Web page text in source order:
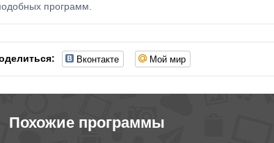
программ.
Вконтакте Мой мир
Похожие программы